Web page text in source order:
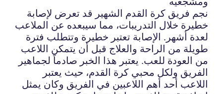
نجم فريق كرة القدم الشهير قد تعرض لإصابة
خطيرة خلال التدريبات، مما سيبعده عن الملاعب
لعدة أشهر. الإصابة تعتبر خطيرة وتتطلب فترة
طويلة من الراحة والعلاج قبل أن يتمكن اللاعب
من العودة للعب. يعتبر هذا الخبر صادماً لجماهير
الفريق ولكل محبي كرة القدم، حيث يعتبر
اللاعب أحد أهم اللاعبين في الفريق وكان يمثل